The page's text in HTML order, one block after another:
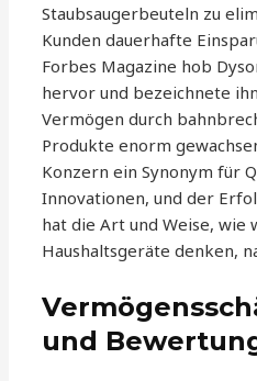
Staubsaugerbeuteln zu
Kunden dauerhafte
Forbes Magazine hob
hervor und bezeichnete
Vermögen durch
Produkte enorm
Konzern ein Synonym für
Innovationen, und der
hat die Art und Weise, wie
Haushaltsgeräte denken,
und